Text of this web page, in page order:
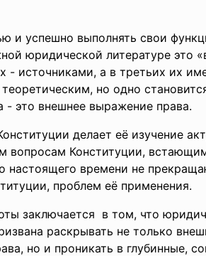
и успешно выполнять свои
юридической литературе
- источниками, а в третьих их
но одно
- это внешнее выражение права.
делает её изучение
вопросам Конституции,
настоящего времени не
проблем её применения.
заключается в том, что
раскрывать не только
но и проникать в глубинные,